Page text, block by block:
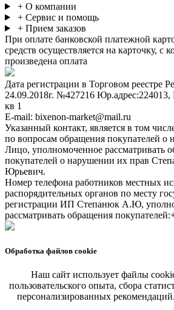
+ О компании
+ Сервис и помощь
+ Прием заказов
При оплате банковской платежной
средств осуществляется на карточку, с
произведена оплата
Дата регистрации в Торговом реестре
24.09.2018г. №427216 Юр.адрес:224013,
кв 1
E-mail: bixenon-market@mail.ru
Указанный контакт, является в том
по вопросам обращения покупателей о
Лицо, уполномоченное рассматривать
покупателей о нарушении их прав
Юрьевич.
Номер телефона работников местных
распорядительных органов по месту
регистрации ИП Степанюк А.Ю,
рассматривать обращения
Обработка файлов cookie
Наш сайт использует файлы
пользовательского опыта, сбора
персонализированных рекомендаций.